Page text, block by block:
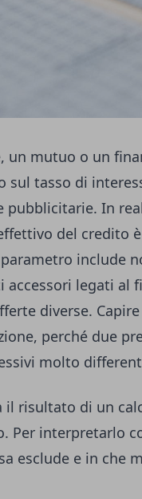
un mutuo o un
sul tasso di
In
del credito è
include
legati al
diverse.
perché due
molto
il risultato di un
Per interpretarlo
esclude e in che